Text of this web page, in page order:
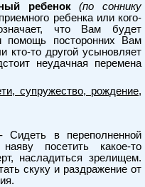
ребенок
(по соннику
ребенка или кого-
что Вам будет
помощь посторонних Вам
то другой усыновляет
неудачная перемена
супружество, рождение,
Сидеть в переполненной
посетить какое-то
насладиться зрелищем.
скуку и раздражение от